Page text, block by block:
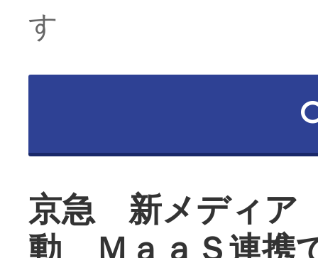
す
京急 新メディア
動 ＭａａＳ連携